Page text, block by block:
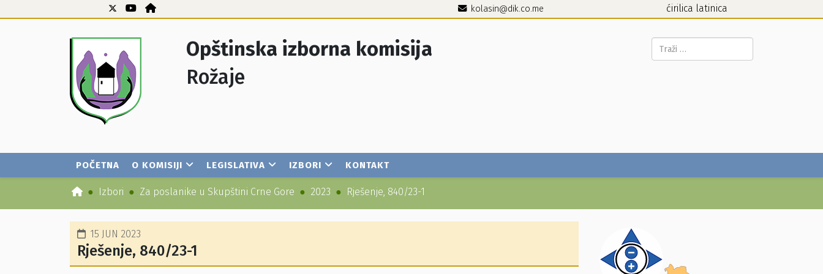
kolasin@dik.co.me ćirilica latinica
Opštinska izborna komisija
Rožaje
Pretraga...
POČETNA O KOMISIJI LEGISLATIVA IZBORI KONTAKT
Izbori Za poslanike u Skupštini Crne Gore 2023 Rješenje, 840/23-1
15 JUN 2023
Rješenje, 840/23-1